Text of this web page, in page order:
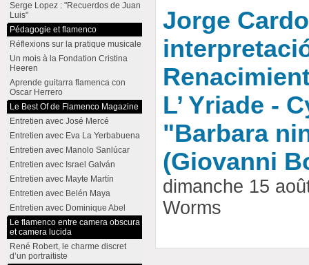
Jorge
L’ Yriade -
"Barbara
(Giovanni
dimanche 15
Worms
Serge Lopez : "Recuerdos de Juan
Luis"
Pédagogie et flamenco
Réflexions sur la pratique musicale
Un mois à la Fondation Cristina
Heeren
Aprende guitarra flamenca con
Oscar Herrero
Le Best Of de Flamenco Magazine
Entretien avec José Mercé
Entretien avec Eva La Yerbabuena
Entretien avec Manolo Sanlúcar
Entretien avec Israel Galván
Entretien avec Mayte Martín
Entretien avec Belén Maya
Entretien avec Dominique Abel
Le flamenco entre camera obscura
et camera lucida
René Robert, le charme discret
d’un portraitiste